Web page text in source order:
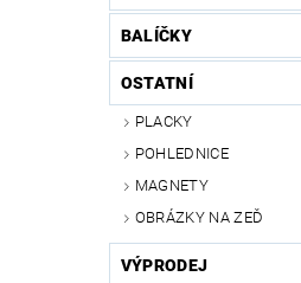
BALÍČKY
OSTATNÍ
PLACKY
POHLEDNICE
MAGNETY
OBRÁZKY NA ZEĎ
VÝPRODEJ